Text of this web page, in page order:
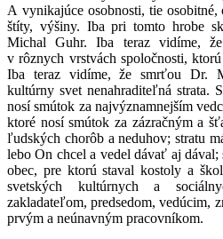
A vynikajúce osobnosti, tie
štíty, výšiny. Iba pri tomto hrobe
Michal Guhr. Iba teraz vidíme,
v rôznych vrstvách spoločnosti,
Iba teraz vidíme, že smrťou Dr.
kultúrny svet nenahraditeľná strata.
nosí smútok za najvýznamnejším
ktoré nosí smútok za zázračným a
ľudských chorôb a neduhov; stratu
lebo On chcel a vedel dávať aj dával;
obec, pre ktorú staval kostoly a
svetských kultúrnych a
zakladateľom, predsedom, vedúcim,
prvým a neúnavným pracovníkom.